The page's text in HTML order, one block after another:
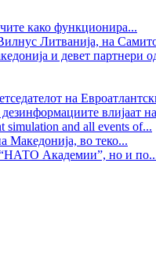
како функционира...
Литванија, на
и девет партнери
на
влијаат
simulation and all events of...
Македонија, во теко...
“НАТО Академии”, но и